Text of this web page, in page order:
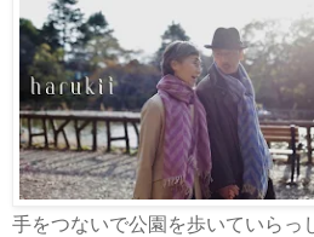
手をつないで公園を歩いていらっ